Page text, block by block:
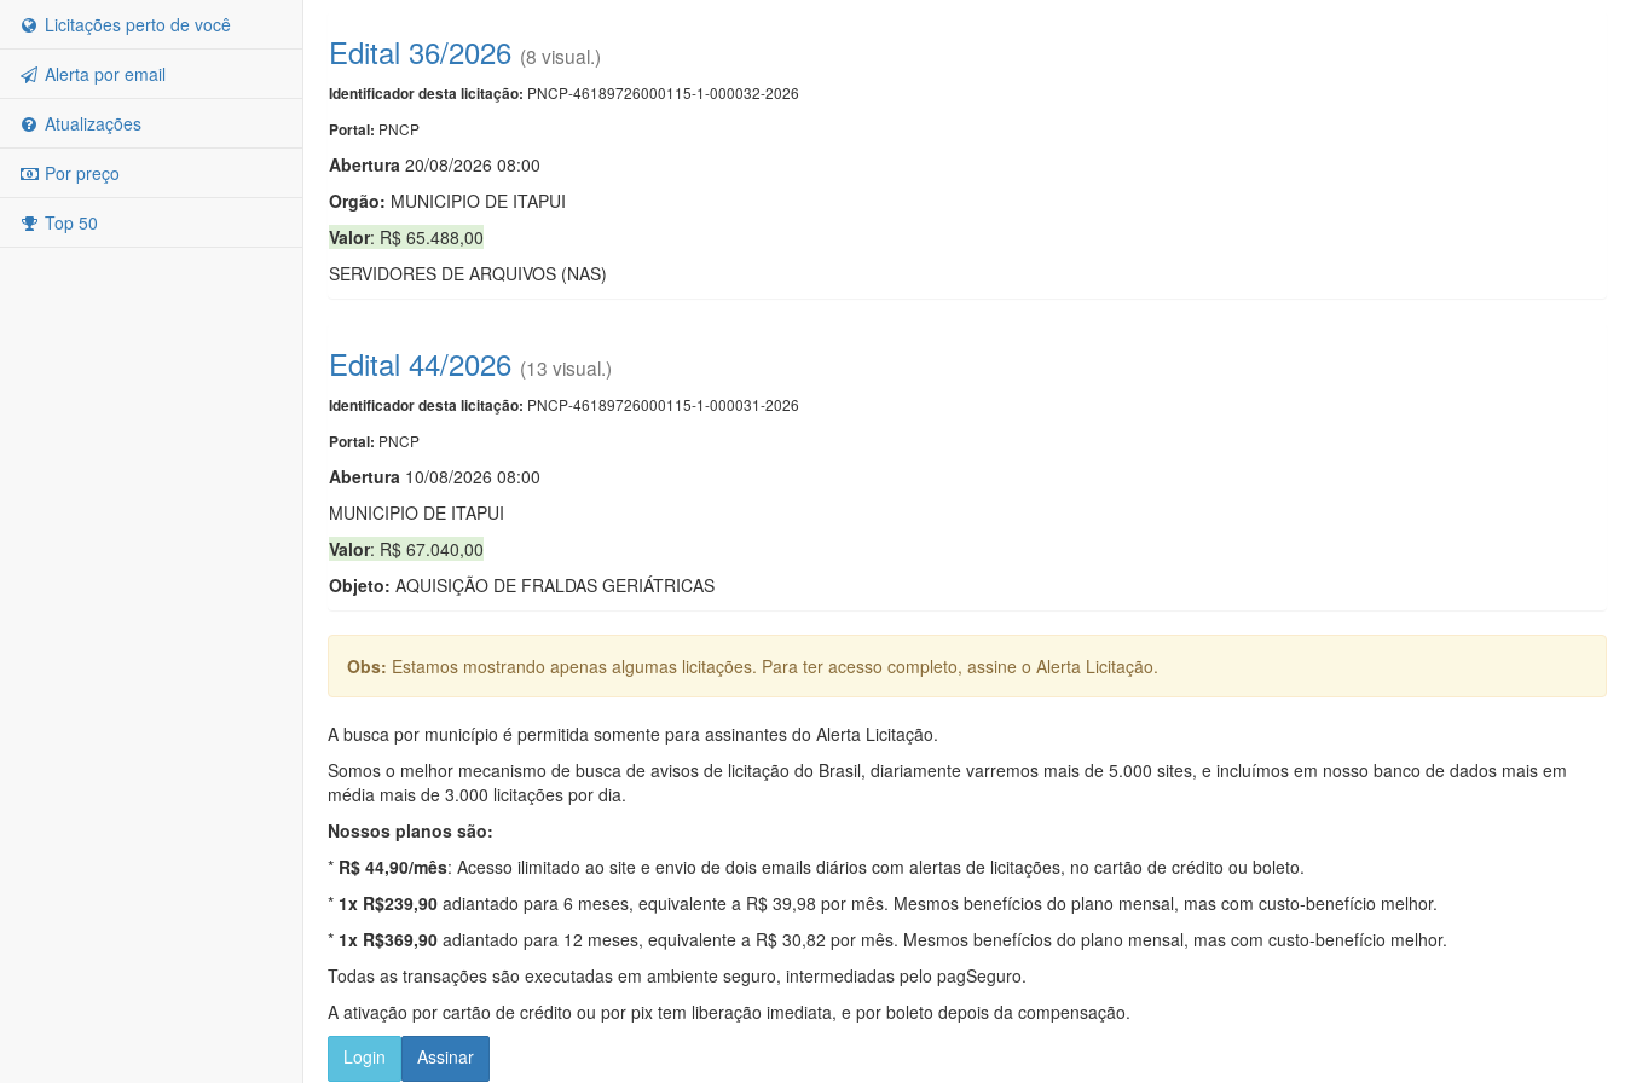
Licitações perto de você
Alerta por email
Atualizações
Por preço
Top 50
Edital 36/2026 (8 visual.)
Identificador desta licitação: PNCP-46189726000115-1-000032-2026
Portal: PNCP
Abertura 20/08/2026 08:00
Orgão: MUNICIPIO DE ITAPUI
Valor: R$ 65.488,00
SERVIDORES DE ARQUIVOS (NAS)
Edital 44/2026 (13 visual.)
Identificador desta licitação: PNCP-46189726000115-1-000031-2026
Portal: PNCP
Abertura 10/08/2026 08:00
MUNICIPIO DE ITAPUI
Valor: R$ 67.040,00
Objeto: AQUISIÇÃO DE FRALDAS GERIÁTRICAS
Obs: Estamos mostrando apenas algumas licitações. Para ter acesso completo, assine o Alerta Licitação.
A busca por município é permitida somente para assinantes do Alerta Licitação.
Somos o melhor mecanismo de busca de avisos de licitação do Brasil, diariamente varremos mais de 5.000 sites, e incluímos em nosso banco de dados mais em
média mais de 3.000 licitações por dia.
Nossos planos são:
* R$ 44,90/mês: Acesso ilimitado ao site e envio de dois emails diários com alertas de licitações, no cartão de crédito ou boleto.
* 1x R$239,90 adiantado para 6 meses, equivalente a R$ 39,98 por mês. Mesmos benefícios do plano mensal, mas com custo-benefício melhor.
* 1x R$369,90 adiantado para 12 meses, equivalente a R$ 30,82 por mês. Mesmos benefícios do plano mensal, mas com custo-benefício melhor.
Todas as transações são executadas em ambiente seguro, intermediadas pelo pagSeguro.
A ativação por cartão de crédito ou por pix tem liberação imediata, e por boleto depois da compensação.
Login
Assinar